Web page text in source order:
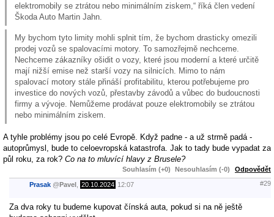
elektromobily se ztrátou nebo minimálním ziskem,“ říká člen vedení
Škoda Auto Martin Jahn.
My bychom tyto limity mohli splnit tím, že bychom drasticky omezili
prodej vozů se spalovacími motory. To samozřejmě nechceme.
Nechceme zákazníky ošidit o vozy, které jsou moderní a které určitě
mají nižší emise než starší vozy na silnicích. Mimo to nám
spalovací motory stále přináší profitabilitu, kterou potřebujeme pro
investice do nových vozů, přestavby závodů a vůbec do budoucnosti
firmy a vývoje. Nemůžeme prodávat pouze elektromobily se ztrátou
nebo minimálním ziskem.
A tyhle problémy jsou po celé Evropě. Když padne - a už strmě padá -
autoprůmysl, bude to celoevropská katastrofa. Jak to tady bude vypadat za
půl roku, za rok? Co na to mluvící hlavy z Brusele?
Souhlasím (+0) Nesouhlasím (-0) Odpovědět
Prasak @Pavel 20.10.2024 12:07 #29
Za dva roky tu budeme kupovat čínská auta, pokud si na ně ještě